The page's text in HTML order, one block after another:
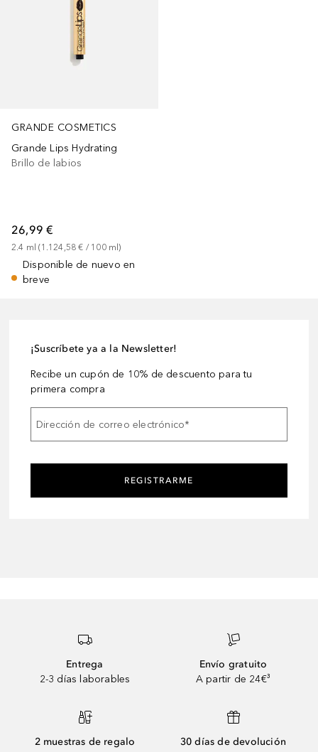
GRANDE COSMETICS
Grande Lips Hydrating
Brillo de labios
26,99 €
2.4 ml (1.124,58 € / 100 ml)
Disponible de nuevo en
breve
¡Suscríbete ya a la Newsletter!
Recibe un cupón de 10% de descuento para tu
primera compra
Dirección de correo electrónico*
REGISTRARME
Entrega
2-3 días laborables
Envío gratuito
A partir de 24€³
2 muestras de regalo 30 días de devolución